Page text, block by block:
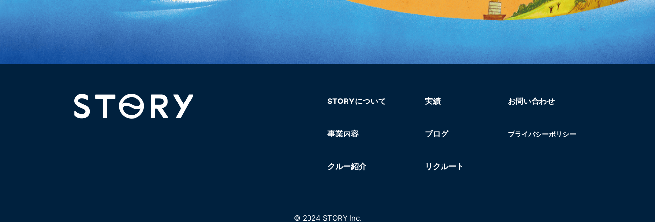
STORYについて
事業内容
クルー紹介
実績
ブログ
リクルート
お問い合わせ
プライバシーポリシー
© 2024 STORY Inc.